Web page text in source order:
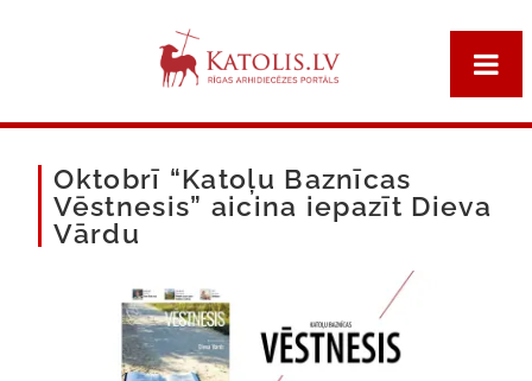
Oktobrī “Katoļu Baznīcas
Vēstnesis” aicina iepazīt Dieva
Vārdu